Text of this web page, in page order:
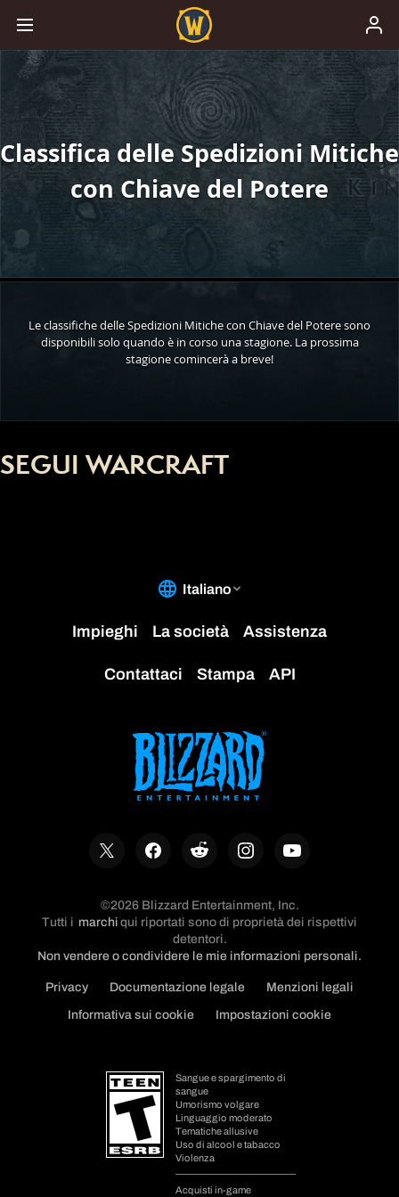
Classifica delle Spedizioni Mitiche
con Chiave del Potere
Le classifiche delle Spedizioni Mitiche con Chiave del Potere sono
disponibili solo quando è in corso una stagione. La prossima
stagione comincerà a breve!
SEGUI WARCRAFT